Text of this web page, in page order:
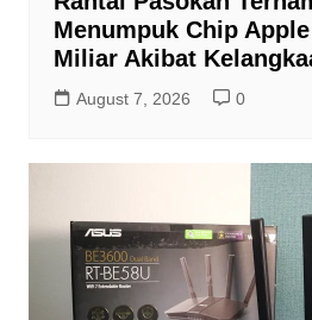
Menumpuk Chip
Miliar Akibat
August 7, 2026 0